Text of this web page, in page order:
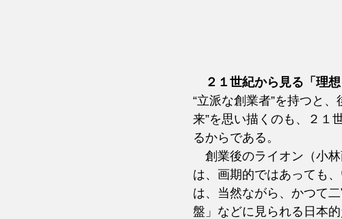
２１世紀から見る「理想
“立派な創業者”を持つと
来”を思い描くのも、２１
るからである。
創業後のライオン（小
は、画期的ではあっても
は、当然ながら、かつて
盤」などに見られる日本